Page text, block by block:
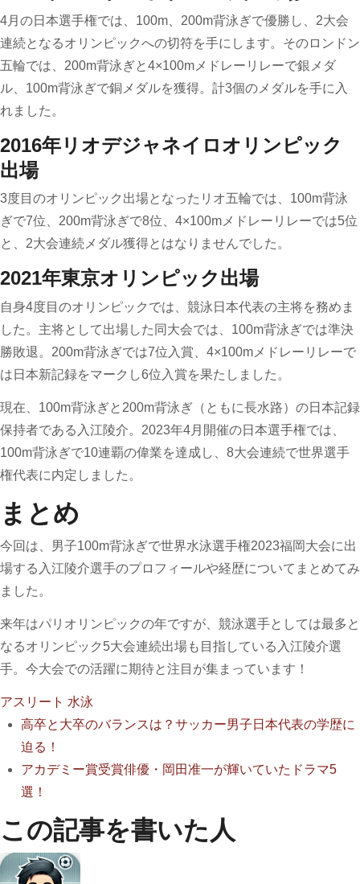
4月の日本選手権では、100m、200m背泳ぎで優勝し、2大会
連続となるオリンピックへの切符を手にします。そのロンドン
五輪では、200m背泳ぎと4×100mメドレーリレーで銀メダ
ル、100m背泳ぎで銅メダルを獲得。計3個のメダルを手に入
れました。
2016年リオデジャネイロオリンピック
出場
3度目のオリンピック出場となったリオ五輪では、100m背泳
ぎで7位、200m背泳ぎで8位、4×100mメドレーリレーでは5位
と、2大会連続メダル獲得とはなりませんでした。
2021年東京オリンピック出場
自身4度目のオリンピックでは、競泳日本代表の主将を務めま
した。主将として出場した同大会では、100m背泳ぎでは準決
勝敗退。200m背泳ぎでは7位入賞、4×100mメドレーリレーで
は日本新記録をマークし6位入賞を果たしました。
現在、100m背泳ぎと200m背泳ぎ（ともに長水路）の日本記録
保持者である入江陵介。2023年4月開催の日本選手権では、
100m背泳ぎで10連覇の偉業を達成し、8大会連続で世界選手
権代表に内定しました。
まとめ
今回は、男子100m背泳ぎで世界水泳選手権2023福岡大会に出
場する入江陵介選手のプロフィールや経歴についてまとめてみ
ました。
来年はパリオリンピックの年ですが、競泳選手としては最多と
なるオリンピック5大会連続出場も目指している入江陵介選
手。今大会での活躍に期待と注目が集まっています！
アスリート 水泳
高卒と大卒のバランスは？サッカー男子日本代表の学歴に
迫る！
アカデミー賞受賞俳優・岡田准一が輝いていたドラマ5
選！
この記事を書いた人